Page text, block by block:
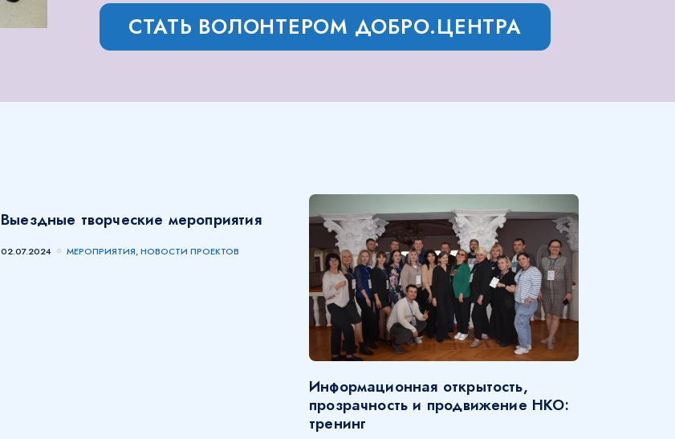
СТАТЬ ВОЛОНТЕРОМ ДОБРО.ЦЕНТРА
Выездные творческие мероприятия
02.07.2024 МЕРОПРИЯТИЯ, НОВОСТИ ПРОЕКТОВ
Информационная открытость,
прозрачность и продвижение НКО:
тренинг